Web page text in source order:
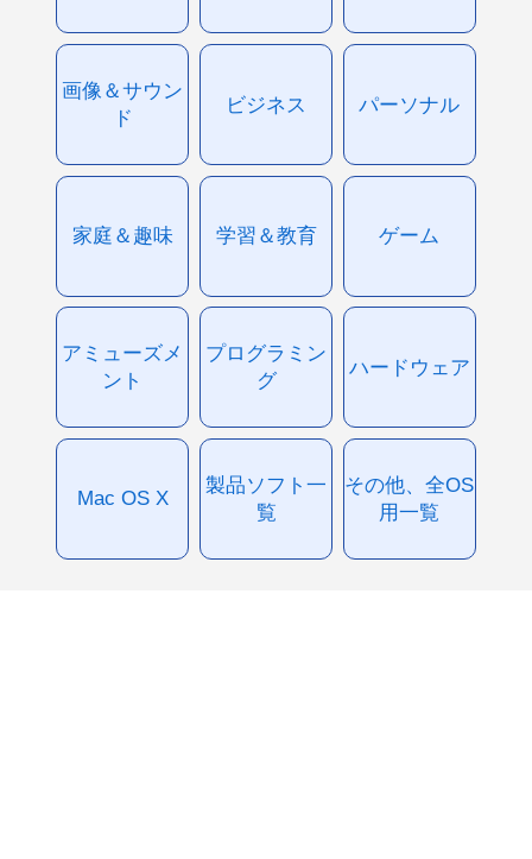
画像＆サウン
ド
ビジネス パーソナル
家庭＆趣味 学習＆教育 ゲーム
アミューズメ
ント
プログラミン
グ
ハードウェア
Mac OS X
製品ソフト一
覧
その他、全OS
用一覧